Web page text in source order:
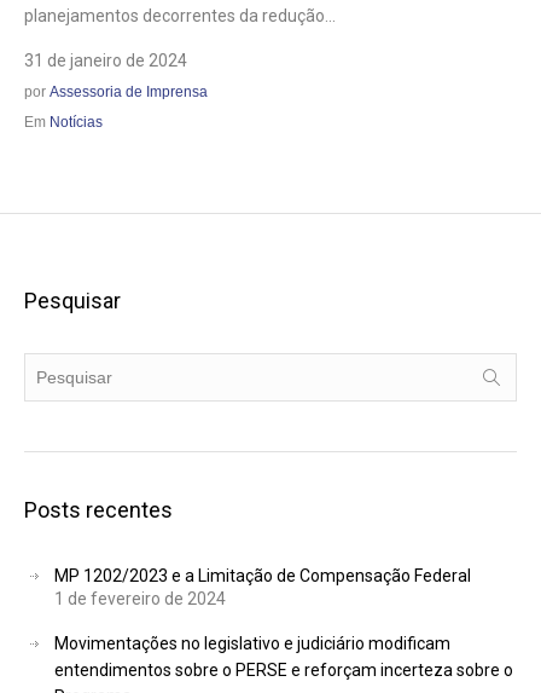
planejamentos decorrentes da redução...
31 de janeiro de 2024
por Assessoria de Imprensa
Em Notícias
Pesquisar
Posts recentes
MP 1202/2023 e a Limitação de Compensação Federal
1 de fevereiro de 2024
Movimentações no legislativo e judiciário modificam
entendimentos sobre o PERSE e reforçam incerteza sobre o